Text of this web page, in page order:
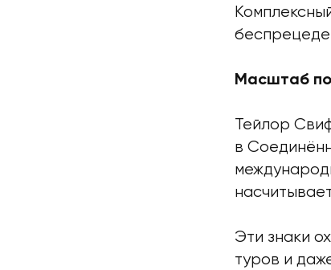
Масштаб
Тейлор
в
Эти знаки
туров и